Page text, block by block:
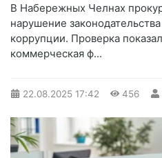
В Набережных Челнах
нарушение
коррупции. Проверка
коммерческая ф...
22.08.2025 17:42 456